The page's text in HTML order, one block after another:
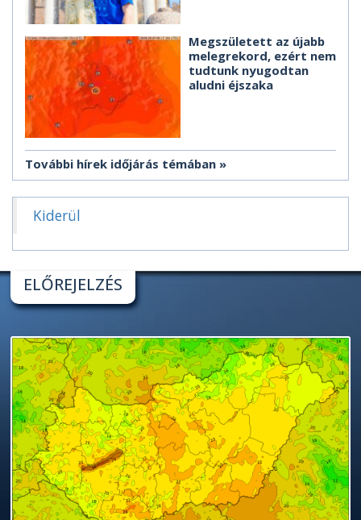
Megszületett az újabb
melegrekord, ezért nem
tudtunk nyugodtan
aludni éjszaka
További hírek időjárás témában
Kiderül
ELŐREJELZÉS